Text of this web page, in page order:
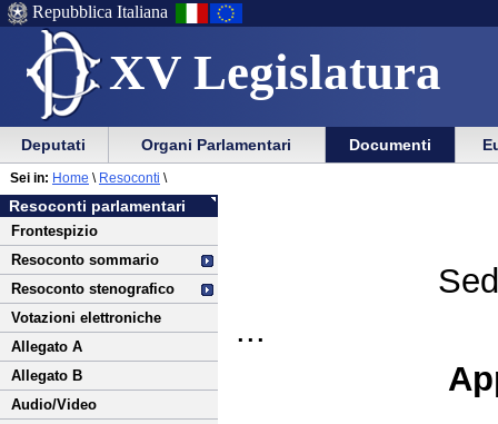
XV Legislatura
Menu
di
ausilio
alla
navigazione
Vai
Menu
di
navigazione
principale
Repubblica Italiana
Menu
di
navigazione
principale
Vai
menu
di
sezione
Deputati Organi Parlamentari Documenti
Vai
al
contenuto
Resoconti parlamentari
Frontespizio
Resoconto sommario
Resoconto stenografico
Votazioni elettroniche
Allegato A
Allegato B
Audio/Video
Sei in: Home \ Resoconti \
...